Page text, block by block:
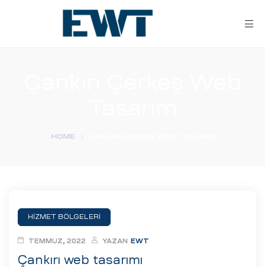
HOME :
HİZMET BÖLGELERİ
Çankırı web tasarımı
TEMMUZ, 2022 YAZAN EWT